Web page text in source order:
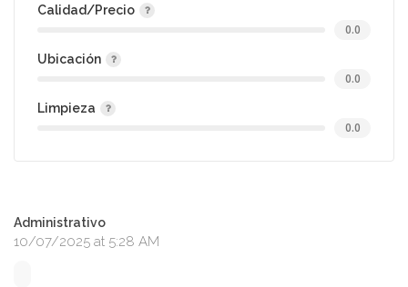
Calidad/Precio
0.0
Ubicación
0.0
Limpieza
0.0
Administrativo
10/07/2025 at 5:28 AM